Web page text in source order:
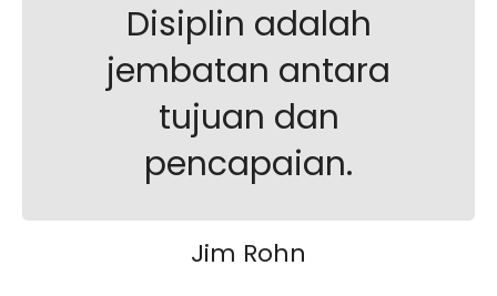
Disiplin adalah
jembatan antara
tujuan dan
pencapaian.
Jim Rohn